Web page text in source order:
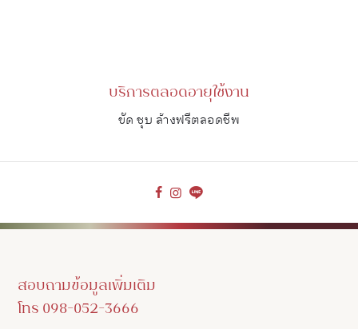
บริการตลอดอายุใช้งาน
ขัด ชุบ ล้างฟรีตลอดชีพ
สอบถามข้อมูลเพิ่มเติม
โทร 098-052-3666